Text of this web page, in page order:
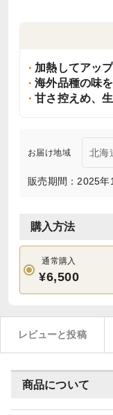
加熱してアッ
海外品種の味
甘さ控えめ、
お届け地域
販売期間：2025
購入方法
通常購入
¥6,500
レビューと投稿
商品について